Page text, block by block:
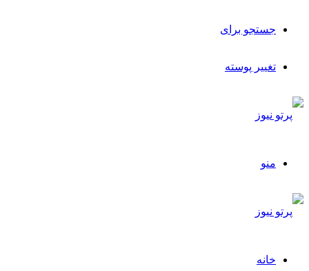
جستجو برای
تغییر پوسته
منو
خانه